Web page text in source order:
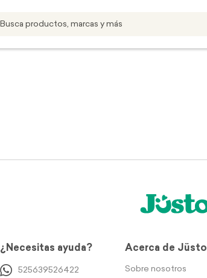
¿Necesitas ayuda?
525639526422
Acerca de Jüsto
Sobre nosotros